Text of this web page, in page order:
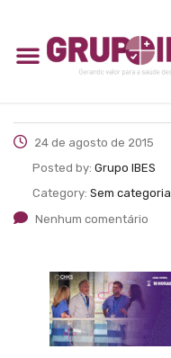
24 de agosto de 2015
Posted by: Grupo IBES
Category: Sem categoria
Nenhum comentário